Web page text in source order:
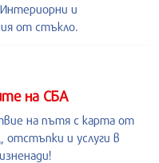
и
от стъкло.
на СБА
на пътя с карта от
и услуги в